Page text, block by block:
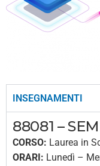
INSEGNAMENTI
88081 –
CORSO: Laurea in
ORARI: Lunedì –